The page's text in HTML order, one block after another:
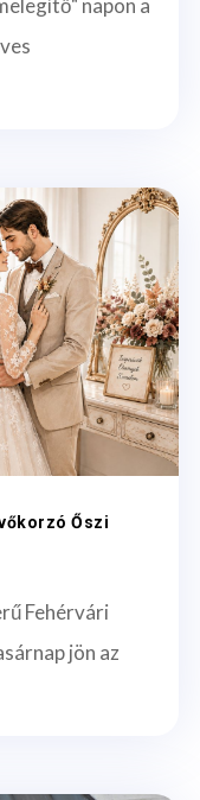
napon a
Őszi
Fehérvári
jön az